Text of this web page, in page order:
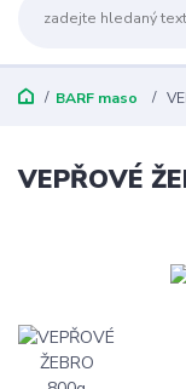
BARF maso
VEPŘOVÉ